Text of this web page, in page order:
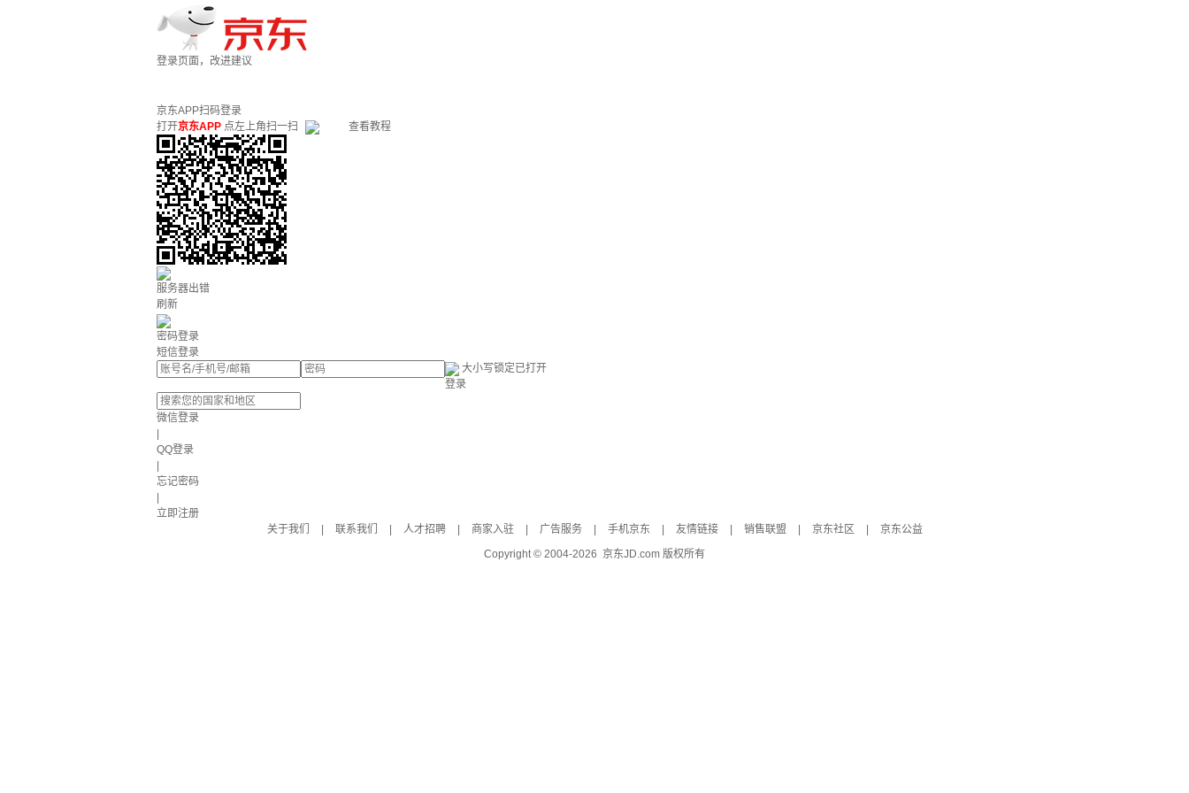
登录页面，改进建议
京东APP扫码登录
打开京东APP 点左上角扫一扫 查看教程
服务器出错
刷新
密码登录
短信登录
大小写锁定已打开
登录
微信登录
QQ登录
忘记密码
立即注册
关于我们
联系我们 人才招聘 商家入驻 广告服务 手机京东 友情链接 销售联盟 京东社区
京东公益
Copyright © 2004-2026 京东JD.com 版权所有